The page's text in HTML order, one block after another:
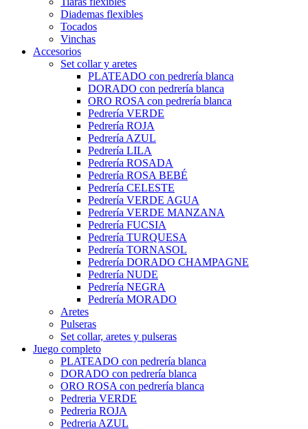
Diademas flexibles
Tocados
Vinchas
Accesorios
Set collar y aretes
PLATEADO con pedrería blanca
DORADO con pedrería blanca
ORO ROSA con pedrería blanca
Pedrería VERDE
Pedrería ROJA
Pedrería AZUL
Pedrería LILA
Pedrería ROSADA
Pedrería ROSA BEBÉ
Pedrería CELESTE
Pedrería VERDE AGUA
Pedrería VERDE MANZANA
Pedrería FUCSIA
Pedrería TURQUESA
Pedrería TORNASOL
Pedrería DORADO CHAMPAGNE
Pedrería NUDE
Pedrería NEGRA
Pedrería MORADO
Aretes
Pulseras
Set collar, aretes y pulseras
Juego completo
PLATEADO con pedrería blanca
DORADO con pedrería blanca
ORO ROSA con pedrería blanca
Pedreria VERDE
Pedreria ROJA
Pedreria AZUL